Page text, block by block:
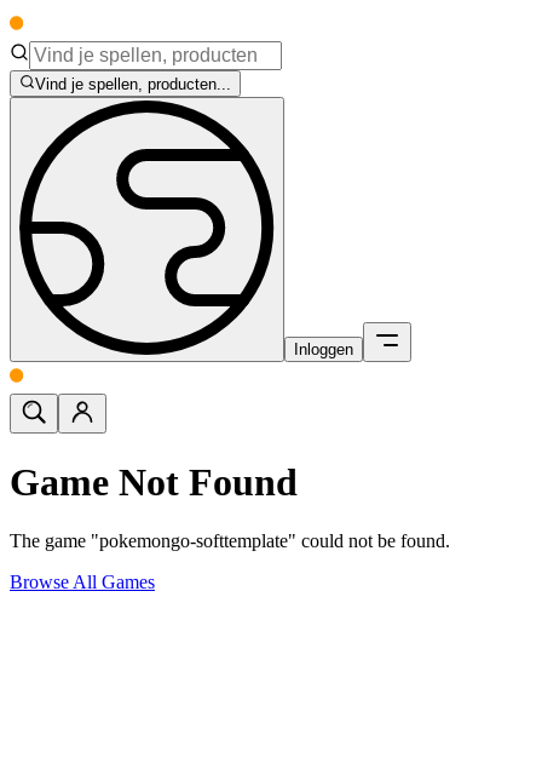
Vind je spellen, producten...
Inloggen
Game Not Found
The game "pokemongo-softtemplate" could not be found.
Browse All Games